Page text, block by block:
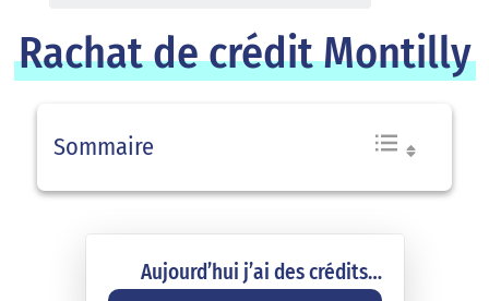
Rachat de crédit Montilly
Sommaire
Aujourd’hui j’ai des crédits…